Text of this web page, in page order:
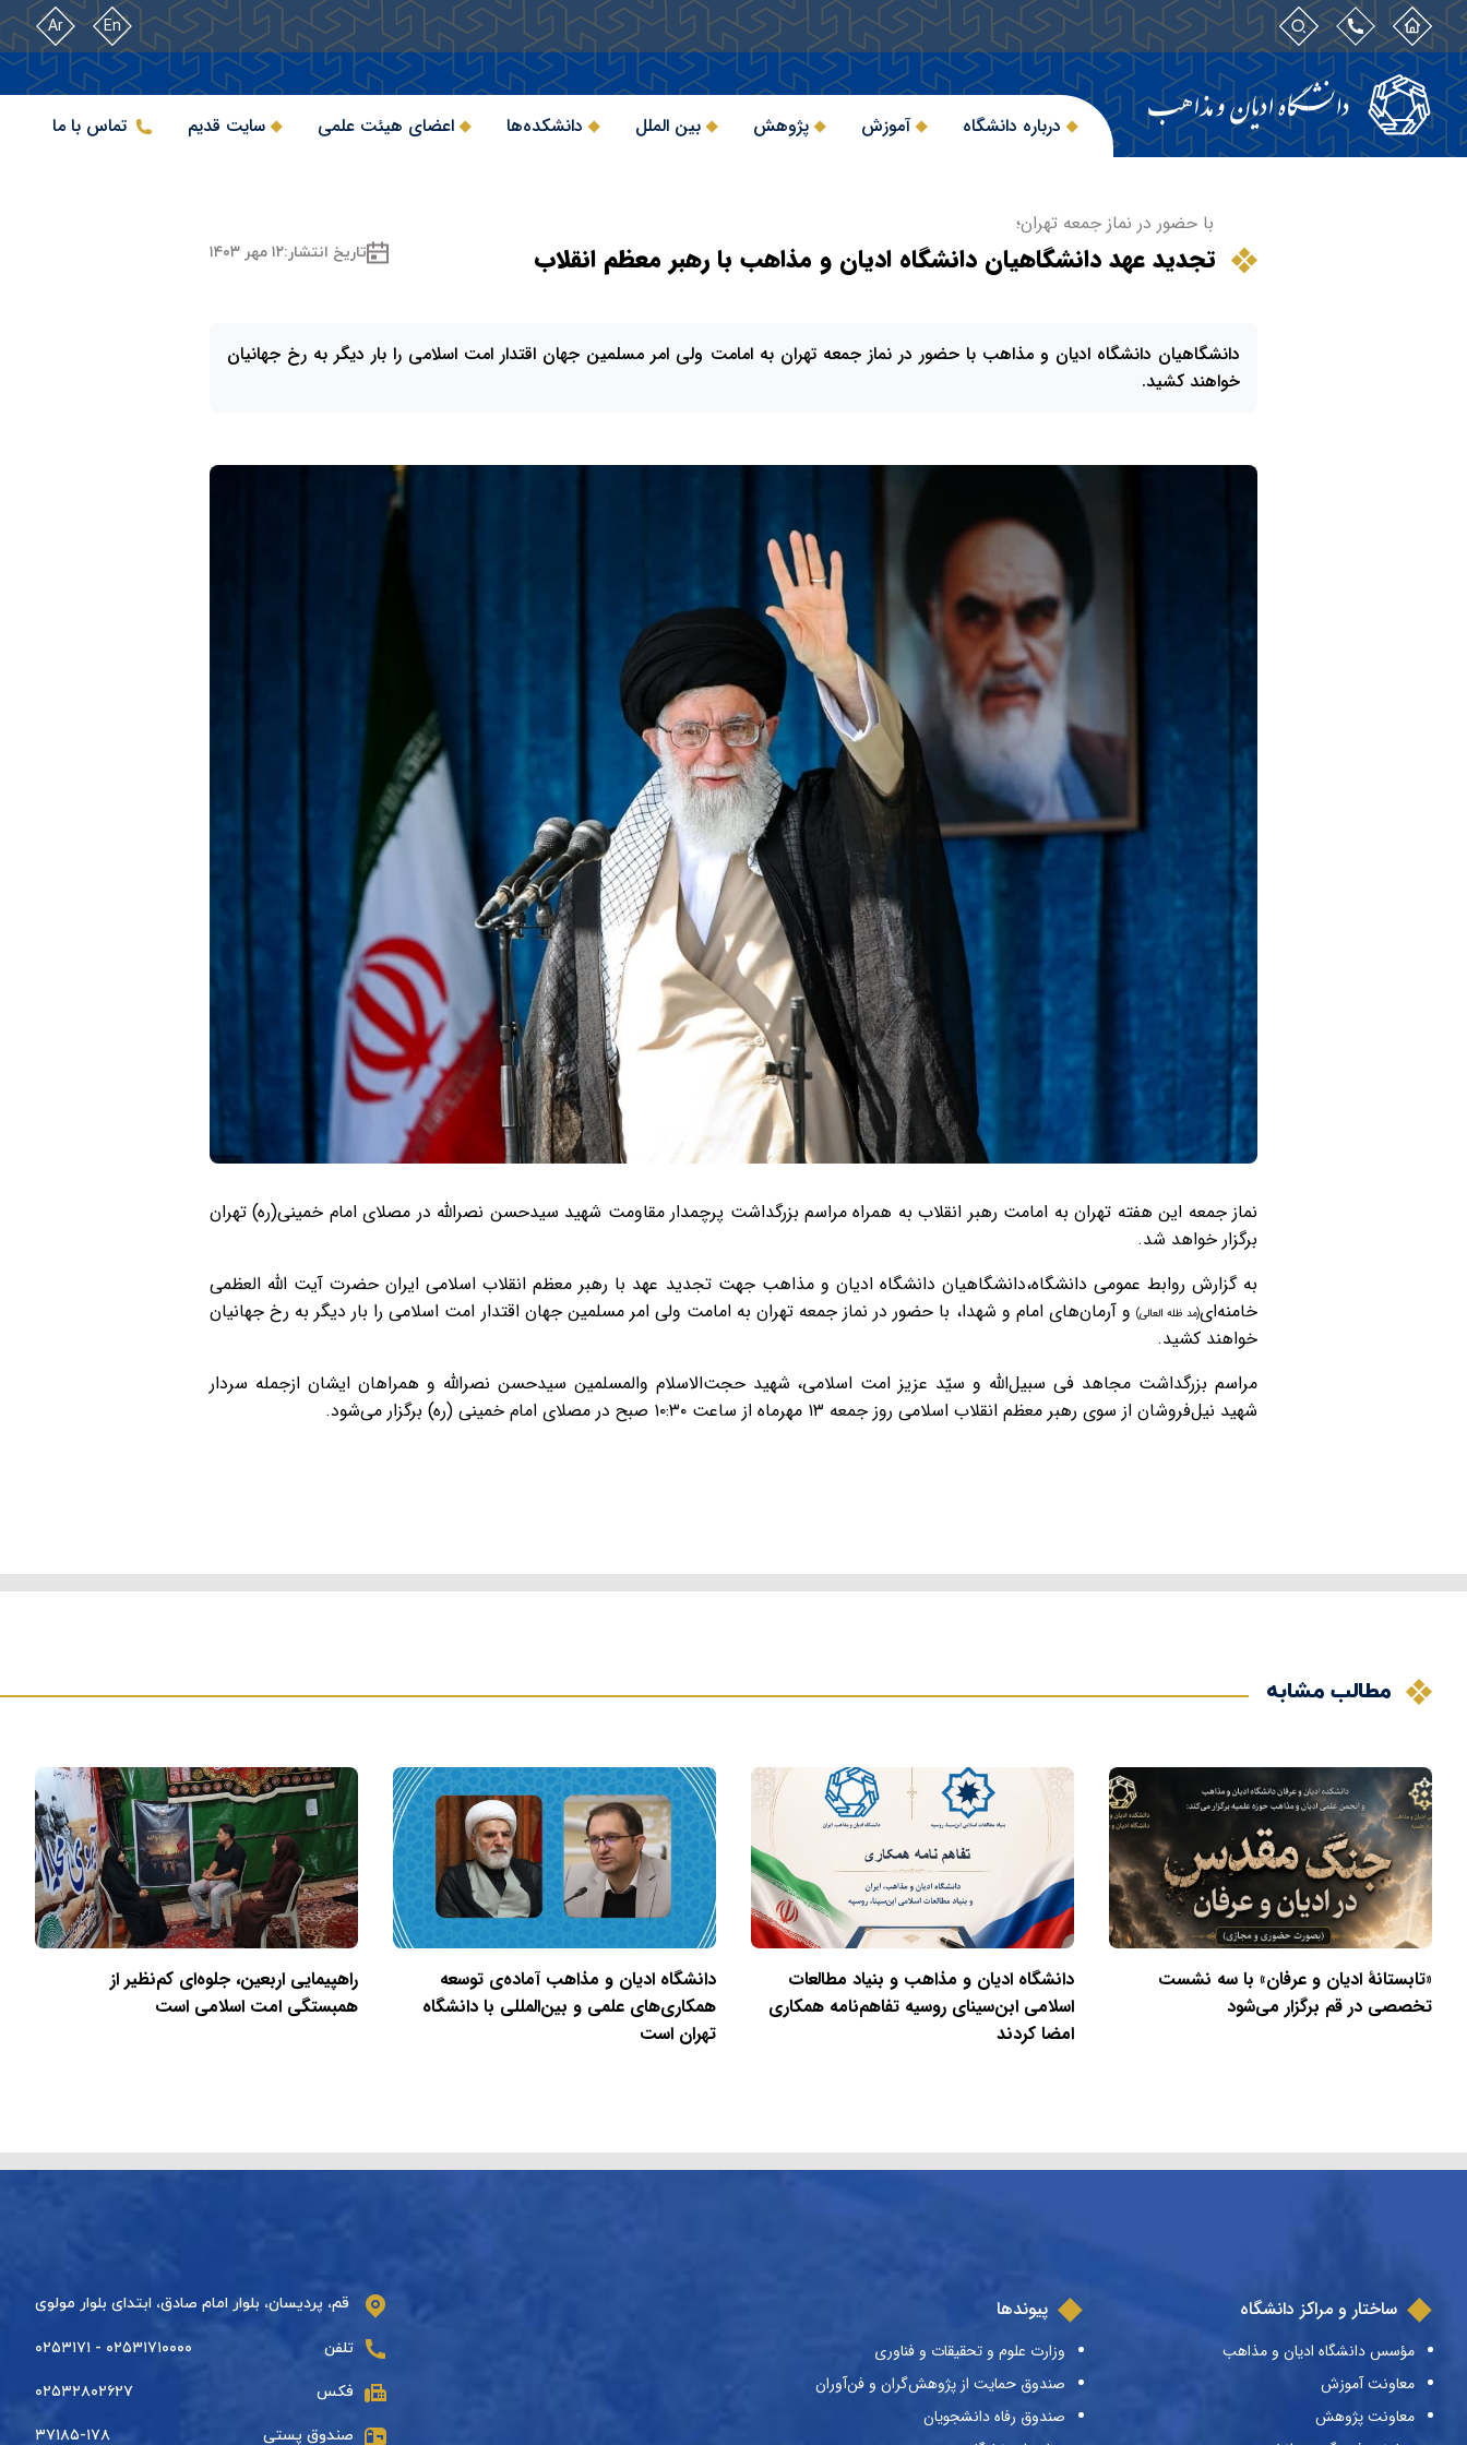
En
Ar
درباره دانشگاه آموزش پژوهش بین الملل دانشکده‌ها اعضای هیئت علمی سایت قدیم تماس با ما
با حضور در نماز جمعه تهران؛
تجدید عهد دانشگاهیان دانشگاه ادیان و مذاهب با رهبر معظم انقلاب تاریخ انتشار:۱۲ مهر ۱۴۰۳
دانشگاهیان دانشگاه ادیان و مذاهب با حضور در نماز جمعه تهران به امامت ولی امر مسلمین جهان اقتدار امت اسلامی را بار دیگر به رخ جهانیان
خواهند کشید.
نماز جمعه این هفته تهران به امامت رهبر انقلاب به همراه مراسم بزرگداشت پرچمدار مقاومت شهید سیدحسن نصرالله در مصلای امام خمینی(ره) تهران
برگزار خواهد شد.
به گزارش روابط عمومی دانشگاه،دانشگاهیان دانشگاه ادیان و مذاهب جهت تجدید عهد با رهبر معظم انقلاب اسلامی ایران حضرت آیت الله العظمی
خامنه‌ای(مد ظله العالی) و آرمان‌های امام و شهدا، با حضور در نماز جمعه تهران به امامت ولی امر مسلمین جهان اقتدار امت اسلامی را بار دیگر به رخ جهانیان
خواهند کشید.
مراسم بزرگداشت مجاهد فی سبیل‌الله و سیّد عزیز امت اسلامی، شهید حجت‌الاسلام والمسلمین سیدحسن نصرالله و همراهان ایشان ازجمله سردار
شهید نیل‌فروشان از سوی رهبر معظم انقلاب اسلامی روز جمعه ۱۳ مهرماه از ساعت ۱۰:۳۰ صبح در مصلای امام خمینی (ره) برگزار می‌شود.
مطالب مشابه
«تابستانهٔ ادیان و عرفان» با سه نشست
تخصصی در قم برگزار می‌شود
دانشگاه ادیان و مذاهب و بنیاد مطالعات
اسلامی ابن‌سینای روسیه تفاهم‌نامه همکاری
امضا کردند
دانشگاه ادیان و مذاهب آماده‌ی توسعه
همکاری‌های علمی و بین‌المللی با دانشگاه
تهران است
راهپیمایی اربعین، جلوه‌ای کم‌نظیر از
همبستگی امت اسلامی است
ساختار و مراکز دانشگاه
مؤسس دانشگاه ادیان و مذاهب
معاونت آموزش
معاونت پژوهش
پیوندها
وزارت علوم و تحقیقات و فناوری
صندوق حمایت از پژوهش‌گران و فن‌آوران
صندوق رفاه دانشجویان
قم، پردیسان، بلوار امام صادق، ابتدای بلوار مولوی
تلفن ۰۲۵۳۱۷۱۰۰۰۰ - ۰۲۵۳۱۷۱
فکس ۰۲۵۳۲۸۰۲۶۲۷
صندوق پستی ۳۷۱۸۵-۱۷۸